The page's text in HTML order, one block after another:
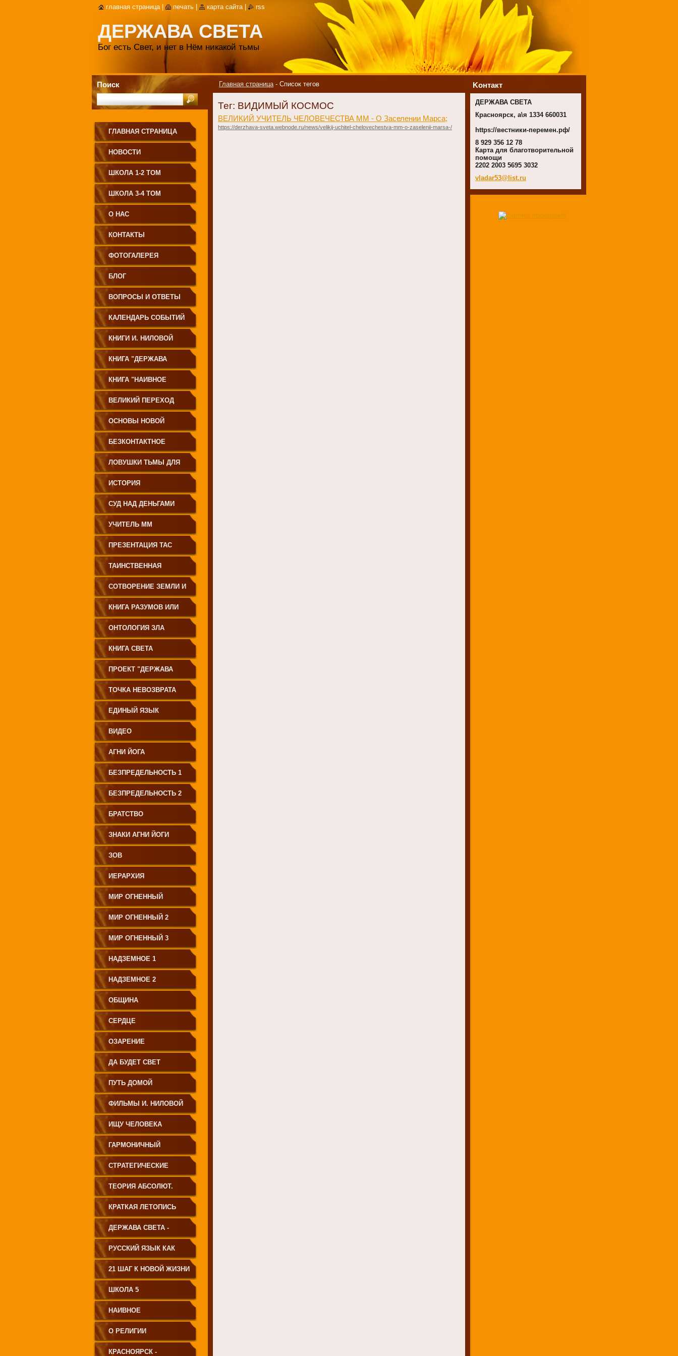
ДЕРЖАВА СВЕТА
Бог есть Свет, и нет в Нём никакой тьмы
Главная страница - Список тегов
Тег: ВИДИМЫЙ КОСМОС
ВЕЛИКИЙ УЧИТЕЛЬ ЧЕЛОВЕЧЕСТВА ММ - О Заселении Марса;
https://derzhava-sveta.webnode.ru/news/velikij-uchitel-chelovechestva-mm-o-zaselenii-marsa-/
ГЛАВНАЯ СТРАНИЦА
НОВОСТИ
ШКОЛА 1-2 ТОМ
ШКОЛА 3-4 ТОМ
О НАС
КОНТАКТЫ
ФОТОГАЛЕРЕЯ
БЛОГ
ВОПРОСЫ И ОТВЕТЫ
КАЛЕНДАРЬ СОБЫТИЙ
КНИГИ И. НИЛОВОЙ
КНИГА "ДЕРЖАВА
СВЕТА
КНИГА "НАИВНОЕ
СВЕТОПРЕСТАВЛЕНИЕ"
ВЕЛИКИЙ ПЕРЕХОД
ОСНОВЫ НОВОЙ
ЦИВИЛИЗАЦИИ
БЕЗКОНТАКТНОЕ
ЗЕМЛЕДЕЛИЕ
ЛОВУШКИ ТЬМЫ ДЛЯ
МОЛОДЁЖИ
ИСТОРИЯ
ПРОИСХОЖДЕНИЯ
РУССКОГО НАРОДА
СУД НАД ДЕНЬГАМИ
УЧИТЕЛЬ ММ
ПРЕЗЕНТАЦИЯ ТАС
ТАИНСТВЕННАЯ
СИБИРЬ
СОТВОРЕНИЕ ЗЕМЛИ И
ЕЁ ЖИТЕЛЕЙ
КНИГА РАЗУМОВ ИЛИ
ПОЛЕЙ
ОНТОЛОГИЯ ЗЛА
КНИГА СВЕТА
ПРОЕКТ "ДЕРЖАВА
СВЕТА"
ТОЧКА НЕВОЗВРАТА
ЕДИНЫЙ ЯЗЫК
ЧЕЛОВЕЧЕСТВА
ВИДЕО
АГНИ ЙОГА
БЕЗПРЕДЕЛЬНОСТЬ 1
БЕЗПРЕДЕЛЬНОСТЬ 2
БРАТСТВО
ЗНАКИ АГНИ ЙОГИ
ЗОВ
ИЕРАРХИЯ
МИР ОГНЕННЫЙ
МИР ОГНЕННЫЙ 2
МИР ОГНЕННЫЙ 3
НАДЗЕМНОЕ 1
НАДЗЕМНОЕ 2
ОБЩИНА
СЕРДЦЕ
ОЗАРЕНИЕ
ДА БУДЕТ СВЕТ
ПУТЬ ДОМОЙ
ФИЛЬМЫ И. НИЛОВОЙ
ИЩУ ЧЕЛОВЕКА
ГАРМОНИЧНЫЙ
ЧЕЛОВЕК
СТРАТЕГИЧЕСКИЕ
ЧЕРТЫ УКЛАДА
ГОСУДАРСТВА
ПРИНЦИПИАЛЬНО
НОВОГО ТИПА
ТЕОРИЯ АБСОЛЮТ.
СВЕТА
КРАТКАЯ ЛЕТОПИСЬ
ЧЕЛОВЕЧЕСТВА
ДЕРЖАВА СВЕТА -
ВЕНЕЦ ЧЕЛОВЕЧЕСТВА
РУССКИЙ ЯЗЫК КАК
ЧАСТЬ МАТРИЦЫ
ТВОРЕНИЯ
21 ШАГ К НОВОЙ ЖИЗНИ
ШКОЛА 5
НАИВНОЕ
СВЕТОПРЕДСТАВЛЕНИЕ
О РЕЛИГИИ
КРАСНОЯРСК -
Koнтакт
ДЕРЖАВА СВЕТА
Красноярск, а\я 1334 660031
https://вестники-перемен.рф/
8 929 356 12 78
Карта для благотворительной
помощи
2202 2003 5695 3032
vladar53@list.ru
Поиск
главная страница печать карта сайта rss